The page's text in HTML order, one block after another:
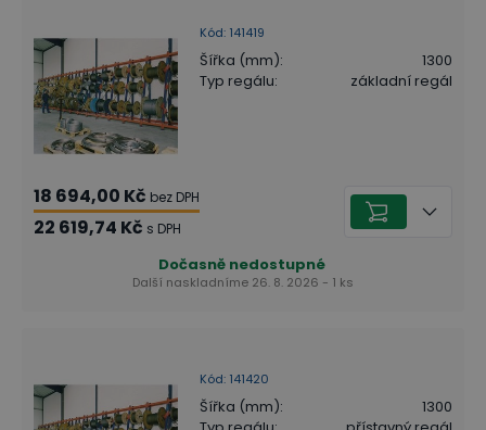
Kód: 141419
Šířka (mm):
1300
Typ regálu: základní regál
18 694,00 Kč bez DPH
22 619,74 Kč s DPH
Dočasně nedostupné
Další naskladníme 26. 8. 2026 - 1 ks
Kód: 141420
Šířka (mm):
1300